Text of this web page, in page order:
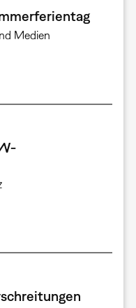
Medien